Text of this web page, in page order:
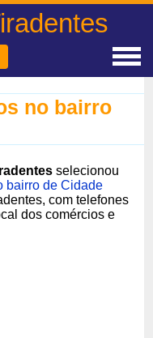
no bairro
selecionou
bairro de Cidade
com telefones
dos comércios e